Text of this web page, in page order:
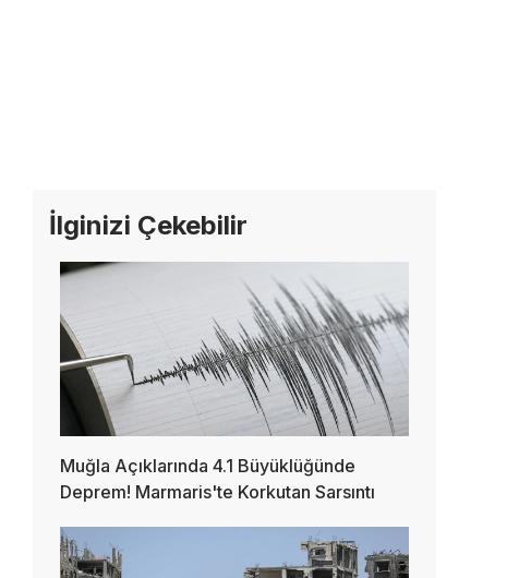
İlginizi Çekebilir
Muğla Açıklarında 4.1 Büyüklüğünde
Deprem! Marmaris'te Korkutan Sarsıntı